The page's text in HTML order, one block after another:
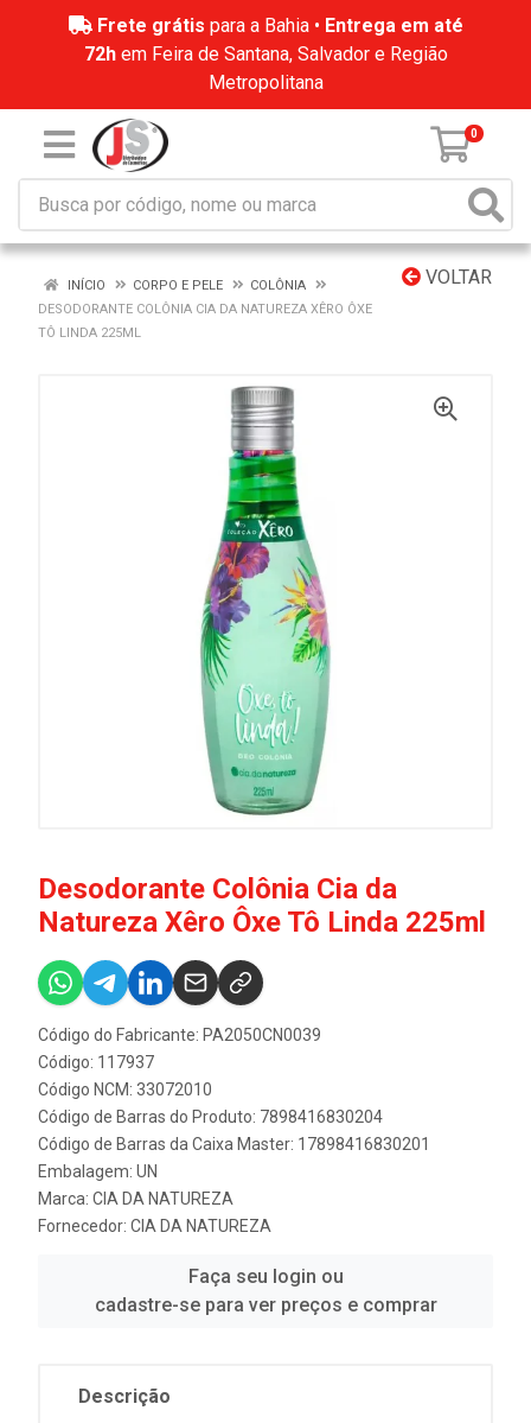
Frete grátis para a Bahia • Entrega em até
72hem Feira de Santana, Salvador e Região
Metropolitana
0
VOLTAR
INÍCIO CORPO E PELE
COLÔNIA
DESODORANTE COLÔNIA CIA DA NATUREZA XÊRO ÔXE
TÔ LINDA 225ML
Desodorante Colônia Cia da
Natureza Xêro Ôxe Tô Linda 225ml
Código do Fabricante: PA2050CN0039
Código: 117937
Código NCM: 33072010
Código de Barras do Produto: 7898416830204
Código de Barras da Caixa Master: 17898416830201
Embalagem: UN
Marca: CIA DA NATUREZA
Fornecedor: CIA DA NATUREZA
Faça seu login ou
cadastre-se para ver preços e comprar
Descrição